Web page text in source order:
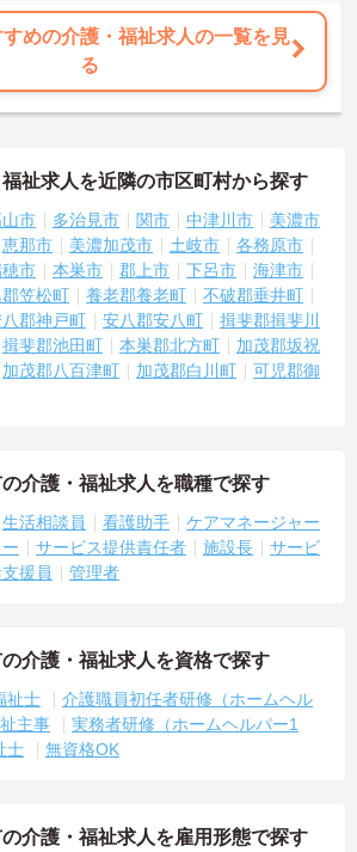
めの介護・福祉求人の一覧を見
る
祉求人を近隣の市区町村から探す
市 多治見市 関市 中津川市
美濃市
恵那市 美濃加茂市 土岐市
各務原市
市 本巣市 郡上市 下呂市
海津市
笠松町 養老郡養老町
不破郡垂井町
郡神戸町 安八郡安八町
揖斐郡揖斐川
揖斐郡池田町 本巣郡北方町
加茂郡坂祝
加茂郡八百津町 加茂郡白川町
可児郡御
介護・福祉求人を職種で探す
生活相談員 看護助手
ケアマネージャー
サービス提供責任者 施設長
サービ
援員 管理者
介護・福祉求人を資格で探す
祉士
介護職員初任者研修（ホームヘル
主事
実務者研修（ホームヘルパー1
士 無資格OK
介護・福祉求人を雇用形態で探す